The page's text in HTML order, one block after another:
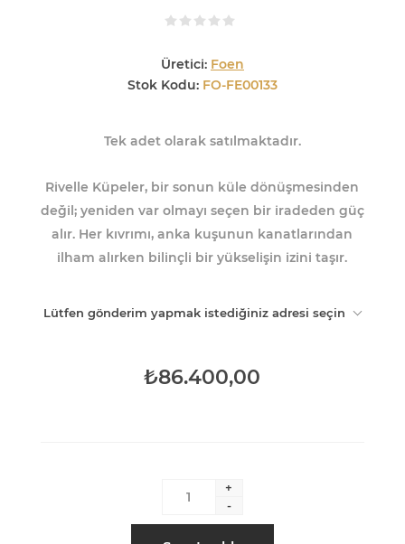
Üretici: Foen
Stok Kodu: FO-FE00133
Tek adet olarak satılmaktadır.
Rivelle Küpeler, bir sonun küle dönüşmesinden
değil; yeniden var olmayı seçen bir iradeden güç
alır. Her kıvrımı, anka kuşunun kanatlarından
ilham alırken bilinçli bir yükselişin izini taşır.
Lütfen gönderim yapmak istediğiniz adresi seçin
₺86.400,00
+
-